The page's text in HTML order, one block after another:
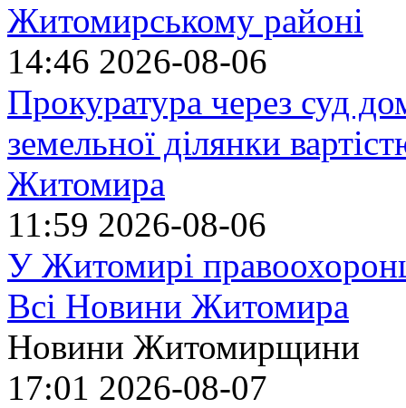
Житомирському районі
14:46 2026-08-06
Прокуратура через суд
земельної ділянки
Житомира
11:59 2026-08-06
У Житомирі
Всі Новини Житомира
Новини Житомирщини
17:01 2026-08-07